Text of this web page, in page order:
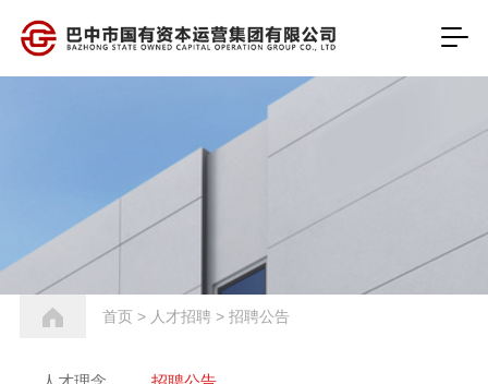
首页> 人才招聘> 招聘公告